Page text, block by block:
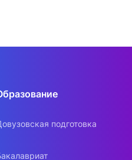
подготовка